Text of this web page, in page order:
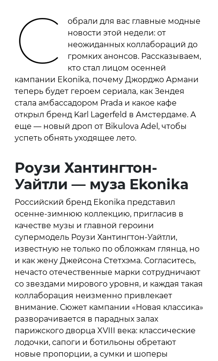
С
обрали для вас главные модные
новости этой недели: от
неожиданных коллабораций до
громких анонсов. Рассказываем,
кто стал лицом осенней
кампании Ekonika, почему Джорджо Армани
теперь будет героем сериала, как Зендея
стала амбассадором Prada и какое кафе
открыл бренд Karl Lagerfeld в Амстердаме. А
еще — новый дроп от Bikulova Adel, чтобы
успеть обнять уходящее лето.
Роузи Хантингтон-
Уайтли — муза Ekonika
Российский бренд Ekonika представил
осенне-зимнюю коллекцию, пригласив в
качестве музы и главной героини
супермодель Роузи Хантингтон-Уайтли,
известную не только по обложкам глянца, но
и как жену Джейсона Стетхэма. Согласитесь,
нечасто отечественные марки сотрудничают
со звездами мирового уровня, и каждая такая
коллаборация неизменно привлекает
внимание. Сюжет кампании «Новая классика»
разворачивается в парадных залах
парижского дворца XVIII века: классические
лодочки, сапоги и ботильоны обретают
новые пропорции, а сумки и шоперы